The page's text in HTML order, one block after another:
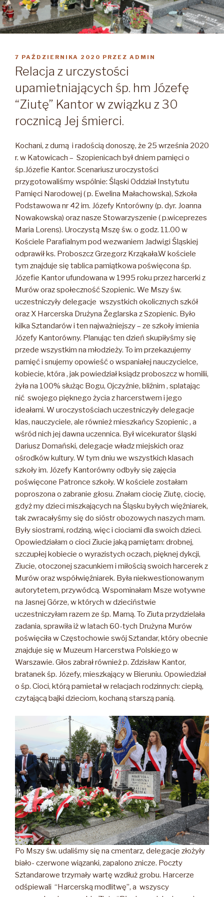
OPUBLIKOWANE
W
7 PAŹDZIERNIKA 2020 PRZEZ ADMIN
Relacja z urczystości
upamietniających śp. hm Józefę
“Ziutę” Kantor w związku z 30
rocznicą Jej śmierci.
Kochani, z dumą i radością donoszę, że 25 września 2020
r. w Katowicach – Szopienicach był dniem pamięci o
śp.Józefie Kantor. Scenariusz uroczystości
przygotowaliśmy wspólnie: Śląski Oddział Instytutu
Pamięci Narodowej ( p. Ewelina Małachowska), Szkoła
Podstawowa nr 42 im. Józefy Kntorówny (p. dyr. Joanna
Nowakowska) oraz nasze Stowarzyszenie ( p.wiceprezes
Maria Lorens). Uroczystą Mszę św. o godz. 11.00 w
Kościele Parafialnym pod wezwaniem Jadwigi Śląskiej
odprawił ks. Proboszcz Grzegorz Krząkała.W kościele
tym znajduje się tablica pamiątkowa poświęcona śp.
Józefie Kantor ufundowana w 1995 roku przez harcerki z
Murów oraz społeczność Szopienic. We Mszy św.
uczestniczyły delegacje wszystkich okolicznych szkół
oraz X Harcerska Drużyna Żeglarska z Szopienic. Było
kilka Sztandarów i ten najważniejszy – ze szkoły imienia
Józefy Kantorówny. Planując ten dzień skupiłyśmy się
przede wszystkim na młodzieży. To im przekazujemy
pamięć i snujemy opowieść o wspaniałej nauczycielce,
kobiecie, która , jak powiedział ksiądz proboszcz w homilii,
żyła na 100% służąc Bogu, Ojczyźnie, bliźnim , splatając
nić swojego pięknego życia z harcerstwem i jego
ideałami. W uroczystościach uczestniczyły delegacje
klas, nauczyciele, ale również mieszkańcy Szopienic , a
wśród nich jej dawna uczennica. Był wicekurator śląski
Dariusz Domański, delegacje władz miejskich oraz
ośrodków kultury. W tym dniu we wszystkich klasach
szkoły im. Józefy Kantorówny odbyły się zajęcia
poświęcone Patronce szkoły. W kościele zostałam
poproszona o zabranie głosu. Znałam ciocię Ziutę, ciocię,
gdyż my dzieci miszkających na Śląsku byłych więźniarek,
tak zwracałyśmy się do sióstr obozowych naszych mam.
Były siostrami, rodziną, więc i ciociami dla swoich dzieci.
Opowiedziałam o cioci Ziucie jaką pamiętam: drobnej,
szczupłej kobiecie o wyrazistych oczach, pięknej dykcji,
Ziucie, otoczonej szacunkiem i miłością swoich harcerek z
Murów oraz współwięźniarek. Była niekwestionowanym
autorytetem, przywódcą. Wspominałam Msze wotywne
na Jasnej Górze, w których w dzieciństwie
uczestniczyłam razem ze śp. Mamą. To Ziuta przydzielała
zadania, sprawiła iż w latach 60-tych Drużyna Murów
poświęciła w Częstochowie swój Sztandar, który obecnie
znajduje się w Muzeum Harcerstwa Polskiego w
Warszawie. Głos zabrał również p. Zdzisław Kantor,
bratanek śp. Józefy, mieszkający w Bieruniu. Opowiedział
o śp. Cioci, którą pamietał w relacjach rodzinnych: ciepłą,
czytającą bajki dzieciom, kochaną starszą panią.
Po Mszy św. udaliśmy się na cmentarz, delegacje złożyły
biało- czerwone wiązanki, zapalono znicze. Poczty
Sztandarowe trzymały wartę wzdłuż grobu. Harcerze
odśpiewali “Harcerską modlitwę”, a wszyscy